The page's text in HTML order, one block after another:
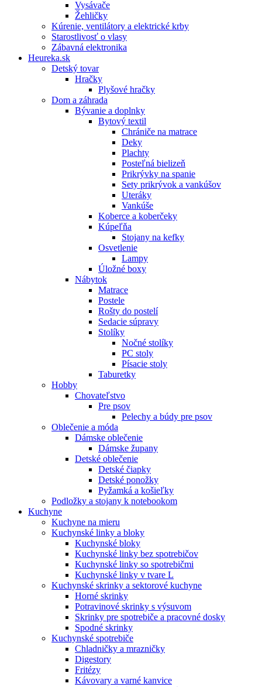
Vysávače
Žehličky
Kúrenie, ventilátory a elektrické krby
Starostlivosť o vlasy
Zábavná elektronika
Heureka.sk
Detský tovar
Hračky
Plyšové hračky
Dom a záhrada
Bývanie a doplnky
Bytový textil
Chrániče na matrace
Deky
Plachty
Posteľná bielizeň
Prikrývky na spanie
Sety prikrývok a vankúšov
Uteráky
Vankúše
Koberce a koberčeky
Kúpeľňa
Stojany na kefky
Osvetlenie
Lampy
Úložné boxy
Nábytok
Matrace
Postele
Rošty do postelí
Sedacie súpravy
Stolíky
Nočné stolíky
PC stoly
Písacie stoly
Taburetky
Hobby
Chovateľstvo
Pre psov
Pelechy a búdy pre psov
Oblečenie a móda
Dámske oblečenie
Dámske župany
Detské oblečenie
Detské čiapky
Detské ponožky
Pyžamká a košieľky
Podložky a stojany k notebookom
Kuchyne
Kuchyne na mieru
Kuchynské linky a bloky
Kuchynské bloky
Kuchynské linky bez spotrebičov
Kuchynské linky so spotrebičmi
Kuchynské linky v tvare L
Kuchynské skrinky a sektorové kuchyne
Horné skrinky
Potravinové skrinky s výsuvom
Skrinky pre spotrebiče a pracovné dosky
Spodné skrinky
Kuchynské spotrebiče
Chladničky a mrazničky
Digestory
Fritézy
Kávovary a varné kanvice